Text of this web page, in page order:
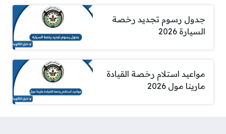
جدول رسوم تجديد رخصة
السيارة 2026
مواعيد استلام رخصة القيادة
مارينا مول 2026